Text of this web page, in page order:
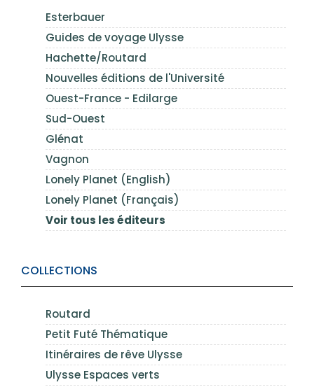
Esterbauer
Guides de voyage Ulysse
Hachette/Routard
Nouvelles éditions de l'Université
Ouest-France - Edilarge
Sud-Ouest
Glénat
Vagnon
Lonely Planet (English)
Lonely Planet (Français)
Voir tous les éditeurs
COLLECTIONS
Routard
Petit Futé Thématique
Itinéraires de rêve Ulysse
Ulysse Espaces verts